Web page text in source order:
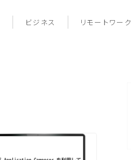
ビジネス リモートワーク